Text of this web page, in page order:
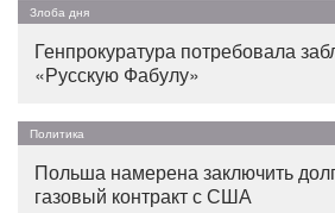
Злоба дня
Генпрокуратура потребовала
«Русскую Фабулу»
Политика
Польша намерена заключить
газовый контракт с США